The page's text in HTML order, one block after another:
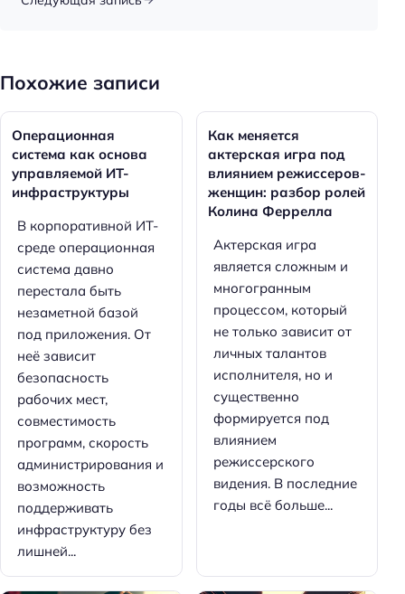
Похожие записи
Операционная
система как основа
управляемой ИТ-
инфраструктуры
В корпоративной ИТ-
среде операционная
система давно
перестала быть
незаметной базой
под приложения. От
неё зависит
безопасность
рабочих мест,
совместимость
программ, скорость
администрирования и
возможность
поддерживать
инфраструктуру без
лишней...
Как меняется
актерская игра под
влиянием режиссеров-
женщин: разбор ролей
Колина Феррелла
Актерская игра
является сложным и
многогранным
процессом, который
не только зависит от
личных талантов
исполнителя, но и
существенно
формируется под
влиянием
режиссерского
видения. В последние
годы всё больше...